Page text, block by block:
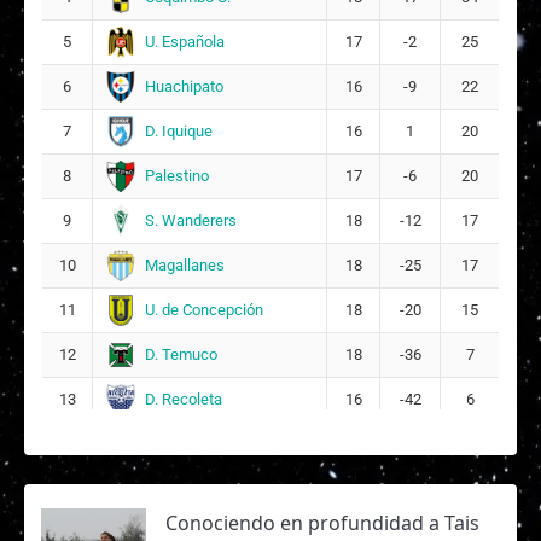
5
K
17
C
4
5 U. Española 17 -2 25
6 Huachipato 16 -9 22
7 D. Iquique 16 1 20
8 Palestino 17 -6 20
9 S. Wanderers 18 -12 17
10 Magallanes 18 -25 17
11 U. de Concepción 18 -20 15
12 D. Temuco 18 -36 7
13 D. Recoleta 16 -42 6
Conociendo en profundidad a Tais